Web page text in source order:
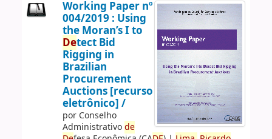
Working Paper nº
004/2019 : Using
the Moran’s I to
Detect Bid
Rigging in
Brazilian
Procurement
Auctions [recurso
eletrônico] /
por Conselho
Administrativode